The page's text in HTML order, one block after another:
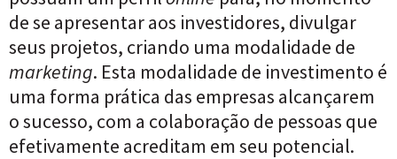
de se apresentar aos investidores, divulgar
seus projetos, criando uma modalidade de
marketing. Esta modalidade de investimento é
uma forma prática das empresas alcançarem
o sucesso, com a colaboração de pessoas que
efetivamente acreditam em seu potencial.